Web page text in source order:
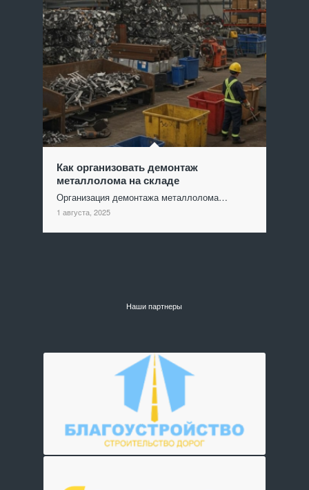
Как организовать демонтаж
металлолома на складе
Организация демонтажа металлолома…
1 августа, 2025
Наши партнеры